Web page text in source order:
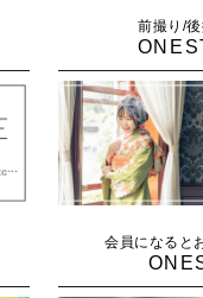
前撮り/
会員になると